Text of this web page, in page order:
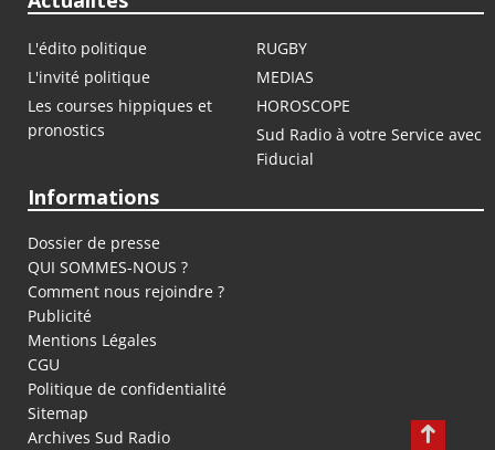
L'édito politique
RUGBY
L'invité politique
MEDIAS
Les courses hippiques et
pronostics
HOROSCOPE
Sud Radio à votre Service avec
Fiducial
Informations
Dossier de presse
QUI SOMMES-NOUS ?
Comment nous rejoindre ?
Publicité
Mentions Légales
CGU
Politique de confidentialité
Sitemap
Archives Sud Radio